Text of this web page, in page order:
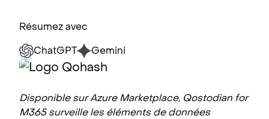
Résumez avec
ChatGPT
Gemini
Disponible sur Azure Marketplace, Qostodian for
M365 surveille les éléments de données